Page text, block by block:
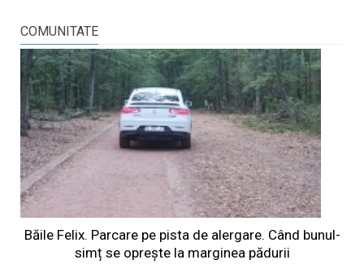
COMUNITATE
Băile Felix. Parcare pe pista de alergare. Când bunul-
simț se oprește la marginea pădurii